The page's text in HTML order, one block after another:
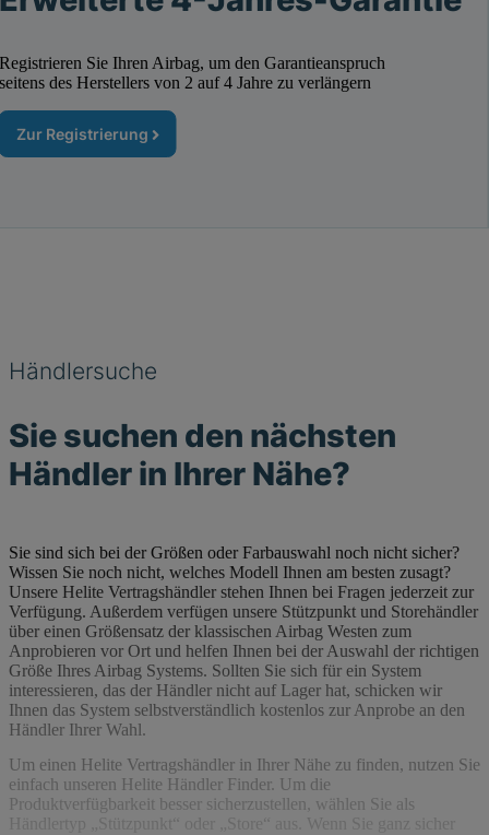
Sie Ihren Airbag, um den Garantieanspruch
des Herstellers von 2 auf 4 Jahre zu verlängern
Zur Registrierung
Händlersuche
Sie suchen den nächsten
Händler in Ihrer Nähe?
Sie sind sich bei der Größen oder Farbauswahl noch nicht sicher?
Wissen Sie noch nicht, welches Modell Ihnen am besten zusagt?
Unsere Helite Vertragshändler stehen Ihnen bei Fragen jederzeit zur
Verfügung. Außerdem verfügen unsere Stützpunkt und Storehändler
über einen Größensatz der klassischen Airbag Westen zum
Anprobieren vor Ort und helfen Ihnen bei der Auswahl der richtigen
Größe Ihres Airbag Systems. Sollten Sie sich für ein System
interessieren, das der Händler nicht auf Lager hat, schicken wir
Ihnen das System selbstverständlich kostenlos zur Anprobe an den
Händler Ihrer Wahl.
Um einen Helite Vertragshändler in Ihrer Nähe zu finden, nutzen Sie
einfach unseren Helite Händler Finder. Um die
Produktverfügbarkeit besser sicherzustellen, wählen Sie als
Händlertyp „Stützpunkt“ oder „Store“ aus. Wenn Sie ganz sicher